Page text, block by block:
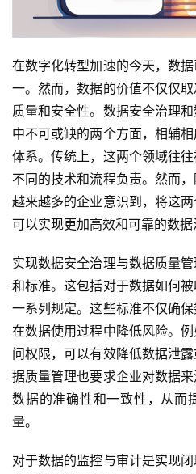
在数字化转型加速的今天，数
一。然而，数据的价值不仅仅
质量和安全性。数据安全治理
中不可或缺的两个方面，相辅
体系。传统上，这两个领域往
不同的技术和流程负责。然而，
越来越多的企业意识到，将这两
可以实现更加高效和可靠的数据
实现数据安全治理与数据质量
和标准。这包括对于数据如何
一系列规定。这些标准不仅确
在数据使用过程中降低风险。
问权限，可以有效降低数据泄
据质量管理也要求企业对数据
数据的准确性和一致性，从而
量。
对于数据的监控与审计是实现